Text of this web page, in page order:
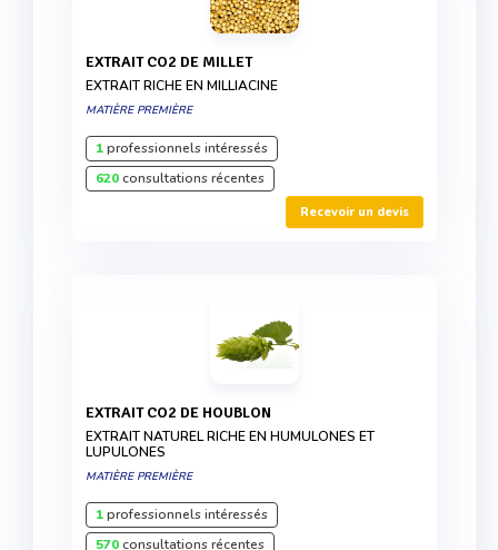
EXTRAIT CO2 DE MILLET
EXTRAIT RICHE EN MILLIACINE
MATIÈRE PREMIÈRE
1professionnels intéressés
620consultations récentes
Recevoir un devis
EXTRAIT CO2 DE HOUBLON
EXTRAIT NATUREL RICHE EN HUMULONES ET
LUPULONES
MATIÈRE PREMIÈRE
1professionnels intéressés
570consultations récentes